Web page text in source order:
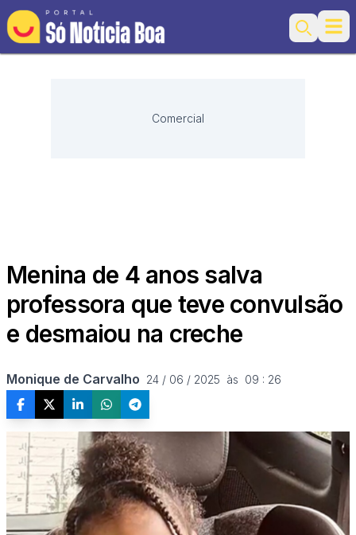
Search
Comercial
Menina de 4 anos salva
professora que teve convulsão
e desmaiou na creche
Monique de Carvalho 24 / 06 / 2025  às  09 : 26